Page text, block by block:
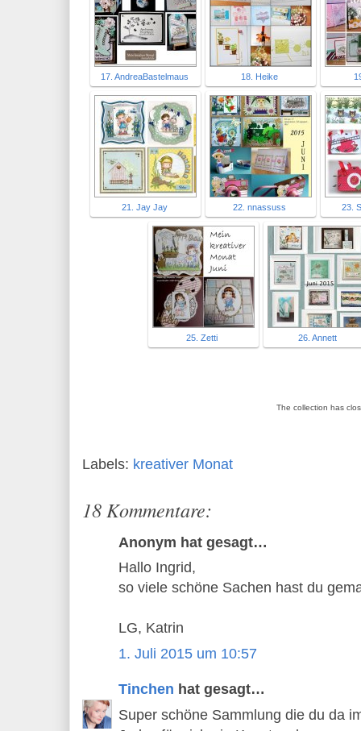
17. AndreaBastelmaus 18. Heike
21. Jay Jay 22. nnassuss 23.
25. Zetti 26. Annett
The collection has
Labels: kreativer Monat
18 Kommentare:
Anonym hat gesagt…
Hallo Ingrid,
so viele schöne Sachen hast du
LG, Katrin
1. Juli 2015 um 10:57
Tinchen hat gesagt…
Super schöne Sammlung die du da